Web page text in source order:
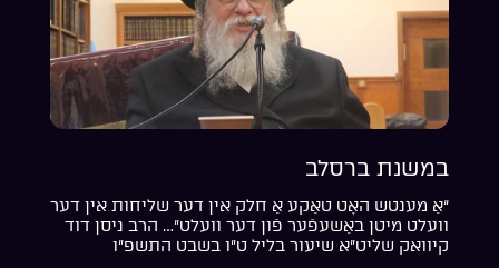
במשנת ברסלב
“אַ מענטש האָט טאַקע אַ חלק אין דער שליחות אין דער
וועלט מיטן באַשעפֿער פֿון דער וועלט”… הרב ניסן דוד
קיוואק שליט”א שיעור בליל ט”ו בשבט התשפ”ו